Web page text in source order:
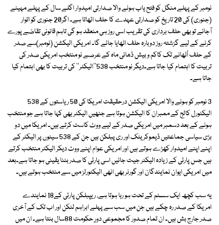
نومبر کے پہلے منگل کو فتح یاب ہونے والا صدارتی امیدوار اگلے سال کے پہلے مہینے
(جنوری) کی 20 تاریخ کو صدارتی عہدے کا حلف اٹھاتا ہے۔ اگر20 جنوری کو اتوار
آجائے تو بھی حلف برداری کی تقریب اسی روز ہی منعقد ہو گی تاہم قانونی تقاضے پورے
کرنے کے لیے گزشتہ روز دوبارہ حلف اٹھایا جائے گا۔ امریکی الیکشن (نومبر)سے صدر
کے حلف اُٹھانے تک کاکم و بیش ڈھائی ماہ کے عرصے نو منتخب امریکی صدر کی
تربیت کا اہتمام کیا جاتا ہے۔دیگر نو منتخب 538''الیکٹر'' کی تربیت کا بھی اہتمام کیا
جاتا ہے۔
3 نومبر کو ہونے والا امریکی الیکشن درحقیقت امریکا کی 50 ریاستوں کے 538
الیکٹورل کالج کے ممبران کا الیکشن ہوتا ہے جنھیں الیکٹر بھی کہا جاتا ہے جو منتخب
ہونے کے بعد دسمبر میں امریکی صدر کے لیے ووٹ کاسٹ کرتے ہیں۔ امریکا میں دو
بڑی سیاسی جماعتیں ڈیموکریٹک اور ری پبلکن ہیں جن کے 538 سیٹوں پر الیکٹر کے
اپنے اپنے امیدوار کھڑے ہوتے ہیں اور امریکی عوام اپنے ووٹ دیکر الیکٹر منتخب کرتے
ہیں جس پارٹی کے زیادہ الیکٹر جیت جائیں اسی پارٹی کا صدر بننا یقینی ہو جاتا ہے۔بعد
میں امریکی ایوان نمایندگان اور گورنر بھی انھی الیکٹورلز میں سے منتخب ہوتے ہیں۔
یہ سب کچھ ایک سسٹم کے تحت ہو رہا ہوتا ہے، ریپبلکن پارٹی کے18 نمایندے
امریکا کے صدر رہ چکے ہیں جن میں سب سے پہلے ابراہم لنکن اور اب تک کے آخری
صدر جارج بش ہیں۔ ان تمام صدور کا مجموعی دورِ حکومت 88سال بنتا ہے۔ ان میں